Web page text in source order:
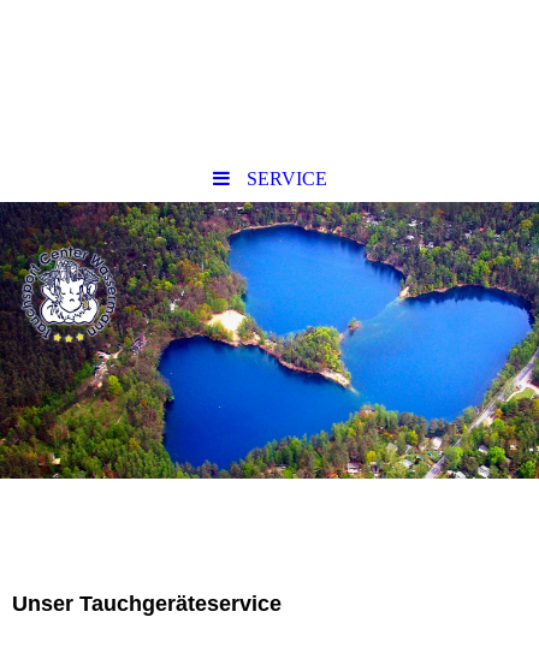
SERVICE
Unser Tauchgeräteservice